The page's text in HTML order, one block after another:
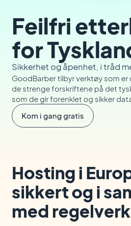
Feilfri
for
Sikkerhet og åpenhet, i tråd
GoodBarber tilbyr verktøy som
de strenge forskriftene på det
som de gir forenklet og sikker
Kom i gang gratis
Hosting i
sikkert og i
med